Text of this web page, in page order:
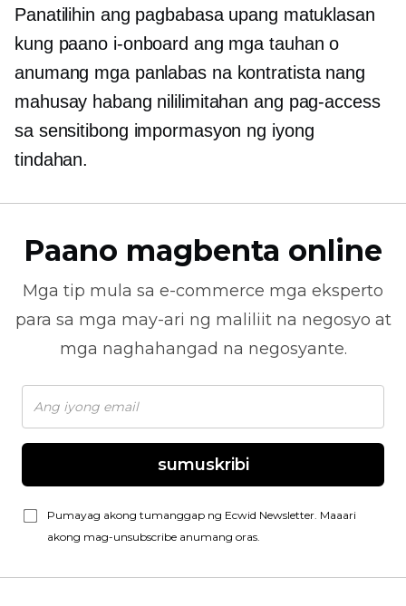
Panatilihin ang pagbabasa upang matuklasan
kung paano i-onboard ang mga tauhan o
anumang mga panlabas na kontratista nang
mahusay habang nililimitahan ang pag-access
sa sensitibong impormasyon ng iyong
tindahan.
Paano magbenta online
Mga tip mula sa e-commerce mga eksperto
para sa mga may-ari ng maliliit na negosyo at
mga naghahangad na negosyante.
sumuskribi
Pumayag akong tumanggap ng Ecwid Newsletter. Maaari
akong mag-unsubscribe anumang oras.